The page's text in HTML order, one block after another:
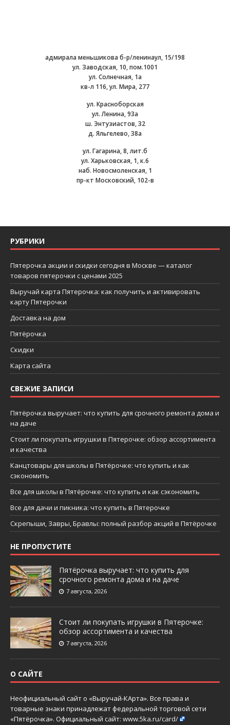
адмирала меньшикова б-р/ленинаул, 15/198
ул. Заводская, 10, пом.1001
ул. Солнечная, 1а
кв-л 116, ул. Мира, 277
ул. Красноборская
ул. Ленина, 93а
ш. Энтузиастов, 32
д. Яльгелево, 38а
ул. Гагарина, 8, лит.б
ул. Харьковская, 1, к.6
наб. Новосмоленская, 1
пр-кт Московский, 102-в
РУБРИКИ
Пятерочка акции и скидки сегодня в Москве — каталог
товаров пятерочки с ценами 2025
Выручай карта Пятерочка: как получить и активировать
карту Пятерочки
Доставка на дом
Пятёрочка
Скидки
Карта сайта
СВЕЖИЕ ЗАПИСИ
Пятёрочка выручает: что купить для срочного ремонта дома и
на даче
Стоит ли покупать игрушки в Пятерочке: обзор ассортимента
и качества
Канцтовары для школы в Пятёрочке: что купить и как
сэкономить
Все для школы в Пятёрочке: что купить и как сэкономить
Все для дачи и пикника: что купить в Пятерочке
Скрепыши, Завры, Бравлы: полный разбор акций в Пятёрочке
НЕ ПРОПУСТИТЕ
Пятёрочка выручает: что купить для
срочного ремонта дома и на даче
7 августа, 2026
Стоит ли покупать игрушки в Пятерочке:
обзор ассортимента и качества
7 августа, 2026
О САЙТЕ
Неофициальный сайт о «Выручай-КАрта». Все права и
товарные знаки принадлежат федеральной торговой сети
«Пятёрочка». Официальный сайт: www.5ka.ru/card/